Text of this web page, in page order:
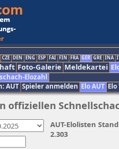
CZE DEN ENG ESP FAI FIN FRA GER GRE INA
Foto-Galerie Meldekartei
Elozahl
AUT Spieler anmelden Elo AUT
offiziellen
AUT-Elolisten
2.303